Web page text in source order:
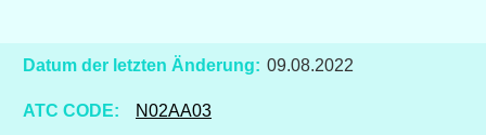
Datum der letzten Änderung: 09.08.2022
ATC CODE: N02AA03